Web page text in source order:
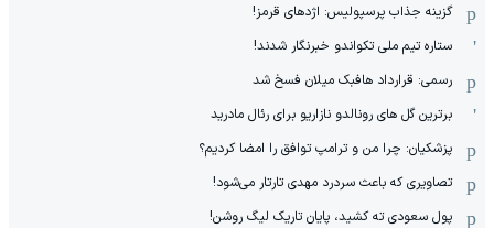
گزینه جذاب پرسپولیس: اژدهای قرمز!
ستاره تیم ملی تکواندو خبرنگار شدند!
رسمی: قرارداد هافبک میلان فسخ شد
برترین گل های رونالدو نازاریو برای رئال مادرید
پزشکیان: چرا من و ترامپ توافق را امضا کردیم؟
تصاویری که باعث سردرد مهدی تارتار می‌شود!
پول سعودی ته کشید، پایان تاریک لیگ روشن!